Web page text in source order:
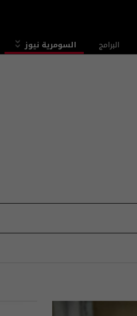
البرامج السومرية نيوز